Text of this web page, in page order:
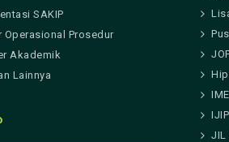
SAKIP
Operasional Prosedur
Akademik
Lainnya
IJIP
JIL